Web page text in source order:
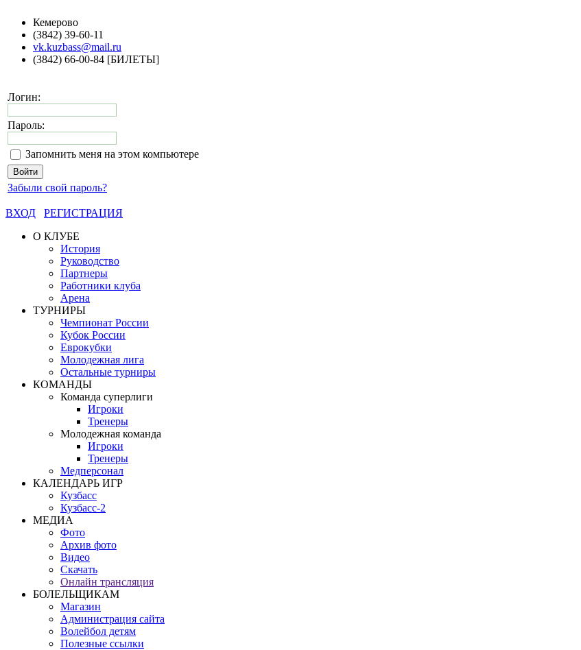
Кемерово
(3842) 39-60-11
vk.kuzbass@mail.ru
(3842) 66-00-84 [БИЛЕТЫ]
Логин:
Пароль:
Запомнить меня на этом компьютере
Забыли свой пароль?
ВХОД
РЕГИСТРАЦИЯ
О КЛУБЕ
История
Руководство
Партнеры
Работники клуба
Арена
ТУРНИРЫ
Чемпионат России
Кубок России
Еврокубки
Молодежная лига
Остальные турниры
КОМАНДЫ
Команда суперлиги
Игроки
Тренеры
Молодежная команда
Игроки
Тренеры
Медперсонал
КАЛЕНДАРЬ ИГР
Кузбасс
Кузбасс-2
МЕДИА
Фото
Архив фото
Видео
Скачать
Онлайн трансляция
БОЛЕЛЬЩИКАМ
Магазин
Администрация сайта
Волейбол детям
Полезные ссылки